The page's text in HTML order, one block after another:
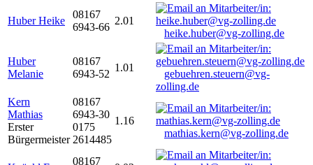
Huber Heike
08167
6943-66
2.01
heike.huber@vg-zolling.de
Huber
Melanie
08167
6943-52
1.01
gebuehren.steuern@vg-
zolling.de
Kern
Mathias
Erster
Bürgermeister
08167
6943-30
0175
2614485
1.16
mathias.kern@vg-zolling.de
08167